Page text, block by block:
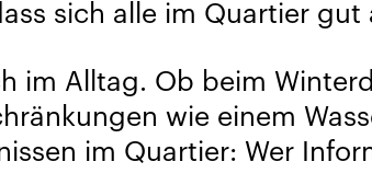
sich alle im Quartier
im Alltag. Ob beim
wie einem
im Quartier: Wer